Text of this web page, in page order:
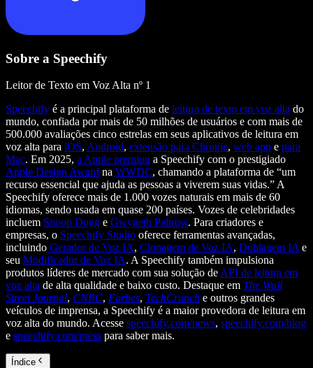
Sobre a Speechify
Leitor de Texto em Voz Alta nº 1
Speechify é a principal plataforma de leitura de texto em voz alta do
mundo, confiada por mais de 50 milhões de usuários e com mais de
500.000 avaliações cinco estrelas em seus aplicativos de leitura em
voz alta para iOS, Android, extensão para Chrome, web app e para
Mac. Em 2025, a Apple premiou a Speechify com o prestigiado
Apple Design Award na WWDC, chamando a plataforma de “um
recurso essencial que ajuda as pessoas a viverem suas vidas.” A
Speechify oferece mais de 1.000 vozes naturais em mais de 60
idiomas, sendo usada em quase 200 países. Vozes de celebridades
incluem Snoop Dogg e Gwyneth Paltrow. Para criadores e
empresas, o Speechify Studio oferece ferramentas avançadas,
incluindo Gerador de Voz IA, Clonagem de Voz IA, Dublagem IA e
seu Modificador de Voz IA. A Speechify também impulsiona
produtos líderes de mercado com sua solução de API de leitura em
voz alta de alta qualidade e baixo custo. Destaque em The Wall
Street Journal, CNBC, Forbes, TechCrunch e outros grandes
veículos de imprensa, a Speechify é a maior provedora de leitura em
voz alta do mundo. Acesse speechify.com/news, speechify.com/blog
e speechify.com/press para saber mais.
Índice